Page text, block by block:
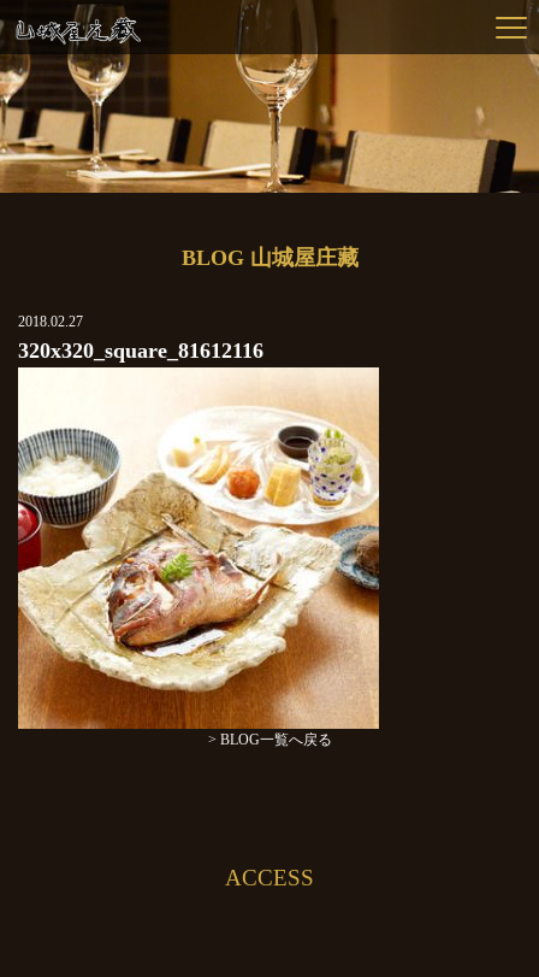
BLOG 山城屋庄藏
2018.02.27
320x320_square_81612116
> BLOG一覧へ戻る
ACCESS